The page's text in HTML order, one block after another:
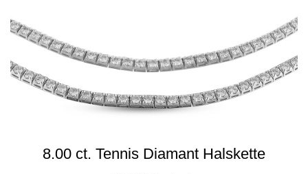
8.00 ct. Tennis Diamant Halskette